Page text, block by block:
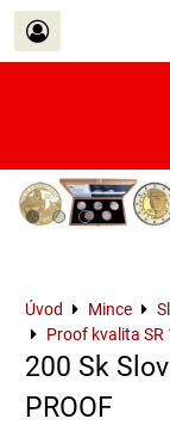
Úvod Mince
Proof kvalita SR
200 Sk
PROOF